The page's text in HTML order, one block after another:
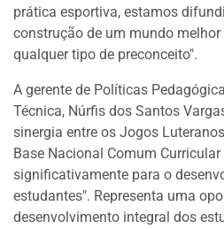
prática esportiva, estamos
construção de um mundo
qualquer tipo de preconceito".
A gerente de Políticas
Técnica, Núrfis dos Santos
sinergia entre os Jogos
Base Nacional Comum
significativamente para o
estudantes". Representa uma
desenvolvimento integral dos